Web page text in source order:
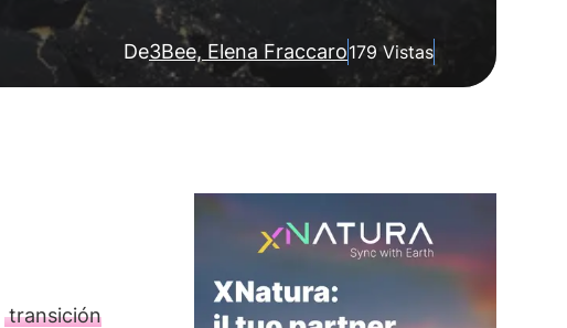
De3Bee, Elena Fraccaro179 Vistas
transición